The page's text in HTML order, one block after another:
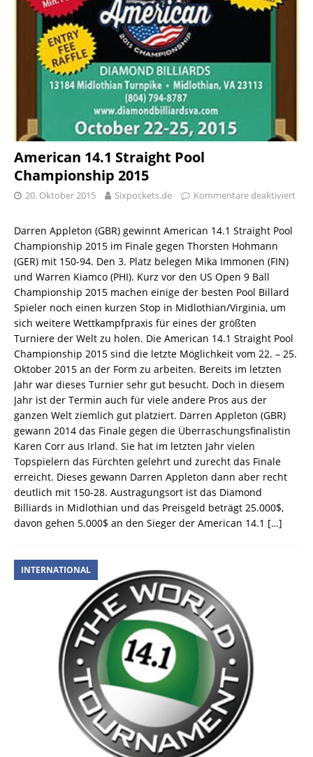
American 14.1 Straight Pool
Championship 2015
20. Oktober 2015 Sixpockets.de Kommentare deaktiviert
Darren Appleton (GBR) gewinnt American 14.1 Straight Pool
Championship 2015 im Finale gegen Thorsten Hohmann
(GER) mit 150-94. Den 3. Platz belegen Mika Immonen (FIN)
und Warren Kiamco (PHI). Kurz vor den US Open 9 Ball
Championship 2015 machen einige der besten Pool Billard
Spieler noch einen kurzen Stop in Midlothian/Virginia, um
sich weitere Wettkampfpraxis für eines der größten
Turniere der Welt zu holen. Die American 14.1 Straight Pool
Championship 2015 sind die letzte Möglichkeit vom 22. – 25.
Oktober 2015 an der Form zu arbeiten. Bereits im letzten
Jahr war dieses Turnier sehr gut besucht. Doch in diesem
Jahr ist der Termin auch für viele andere Pros aus der
ganzen Welt ziemlich gut platziert. Darren Appleton (GBR)
gewann 2014 das Finale gegen die Überraschungsfinalistin
Karen Corr aus Irland. Sie hat im letzten Jahr vielen
Topspielern das Fürchten gelehrt und zurecht das Finale
erreicht. Dieses gewann Darren Appleton dann aber recht
deutlich mit 150-28. Austragungsort ist das Diamond
Billiards in Midlothian und das Preisgeld beträgt 25.000$,
davon gehen 5.000$ an den Sieger der American 14.1 […]
INTERNATIONAL